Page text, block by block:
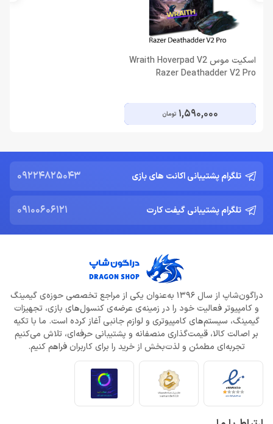
اسکیت موس Wraith Hoverpad V2
Razer Deathadder V2 Pro
1,590,000 تومان
تلگرام پشتیبانی اکانت های بازی 09224825043
تلگرام پشتیبانی گیفت کارت 09100606121
دراگون‌شاپ از سال 1396 به‌عنوان یکی از مراجع تخصصی حوزه‌ی گیمینگ
و کامپیوتر فعالیت خود را در زمینه‌ی عرضه‌ی کنسول‌های بازی، تجهیزات
گیمینگ، سیستم‌های کامپیوتری و لوازم جانبی آغاز کرده است. ما با تکیه
بر اصالت کالا، قیمت‌گذاری منصفانه و پشتیبانی حرفه‌ای، تلاش می‌کنیم
تجربه‌ای مطمئن و لذت‌بخش از خرید را برای کاربران فراهم کنیم.